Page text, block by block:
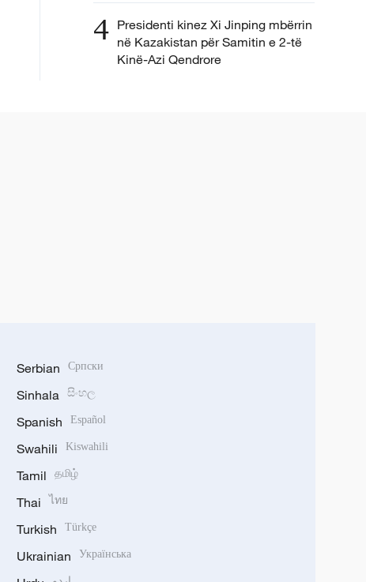
4 Presidenti kinez Xi Jinping mbërrin
në Kazakistan për Samitin e 2-të
Kinë-Azi Qendrore
Serbian Српски
Sinhala සිංහල
Spanish Español
Swahili Kiswahili
Tamil தமிழ்
Thai ไทย
Turkish Türkçe
Ukrainian Українська